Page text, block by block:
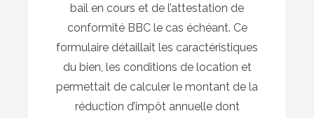
bail en cours et de l’attestation de
conformité BBC le cas échéant. Ce
formulaire détaillait les caractéristiques
du bien, les conditions de location et
permettait de calculer le montant de la
réduction d’impôt annuelle dont